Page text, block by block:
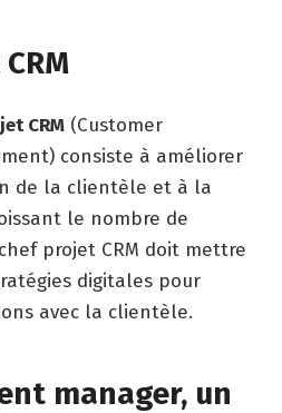
CRM (Customer
consiste à améliorer
de la clientèle et à la
le nombre de
projet CRM doit mettre
digitales pour
avec la clientèle.
manager, un